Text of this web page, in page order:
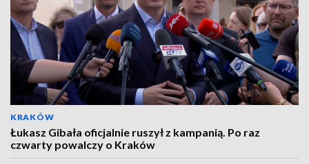
KRAKÓW
Łukasz Gibała oficjalnie ruszył z kampanią. Po raz
czwarty powalczy o Kraków